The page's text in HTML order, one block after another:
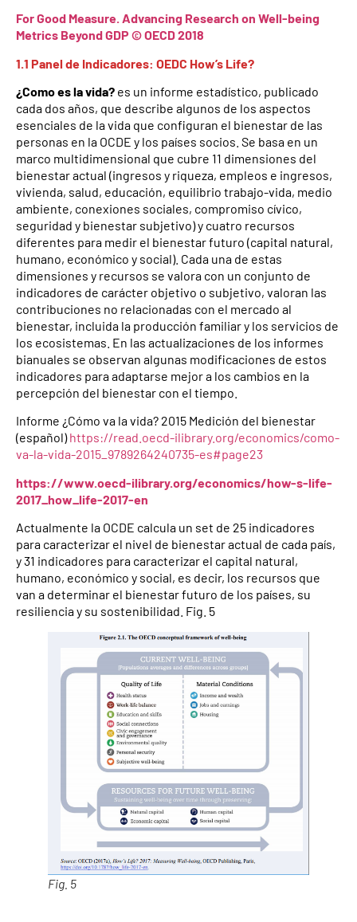
For Good Measure. Advancing Research on Well-being
Metrics Beyond GDP © OECD 2018
1.1 Panel de Indicadores: OEDC How’s Life?
¿Como es la vida? es un informe estadístico, publicado
cada dos años, que describe algunos de los aspectos
esenciales de la vida que configuran el bienestar de las
personas en la OCDE y los países socios. Se basa en un
marco multidimensional que cubre 11 dimensiones del
bienestar actual (ingresos y riqueza, empleos e ingresos,
vivienda, salud, educación, equilibrio trabajo-vida, medio
ambiente, conexiones sociales, compromiso cívico,
seguridad y bienestar subjetivo) y cuatro recursos
diferentes para medir el bienestar futuro (capital natural,
humano, económico y social). Cada una de estas
dimensiones y recursos se valora con un conjunto de
indicadores de carácter objetivo o subjetivo, valoran las
contribuciones no relacionadas con el mercado al
bienestar, incluida la producción familiar y los servicios de
los ecosistemas. En las actualizaciones de los informes
bianuales se observan algunas modificaciones de estos
indicadores para adaptarse mejor a los cambios en la
percepción del bienestar con el tiempo.
Informe ¿Cómo va la vida? 2015 Medición del bienestar
(español)https://read.oecd-ilibrary.org/economics/como-
va-la-vida-2015_9789264240735-es#page23
https://www.oecd-ilibrary.org/economics/how-s-life-
2017_how_life-2017-en
Actualmente la OCDE calcula un set de 25 indicadores
para caracterizar el nivel de bienestar actual de cada país,
y 31 indicadores para caracterizar el capital natural,
humano, económico y social, es decir, los recursos que
van a determinar el bienestar futuro de los países, su
resiliencia y su sostenibilidad. Fig. 5
Fig. 5